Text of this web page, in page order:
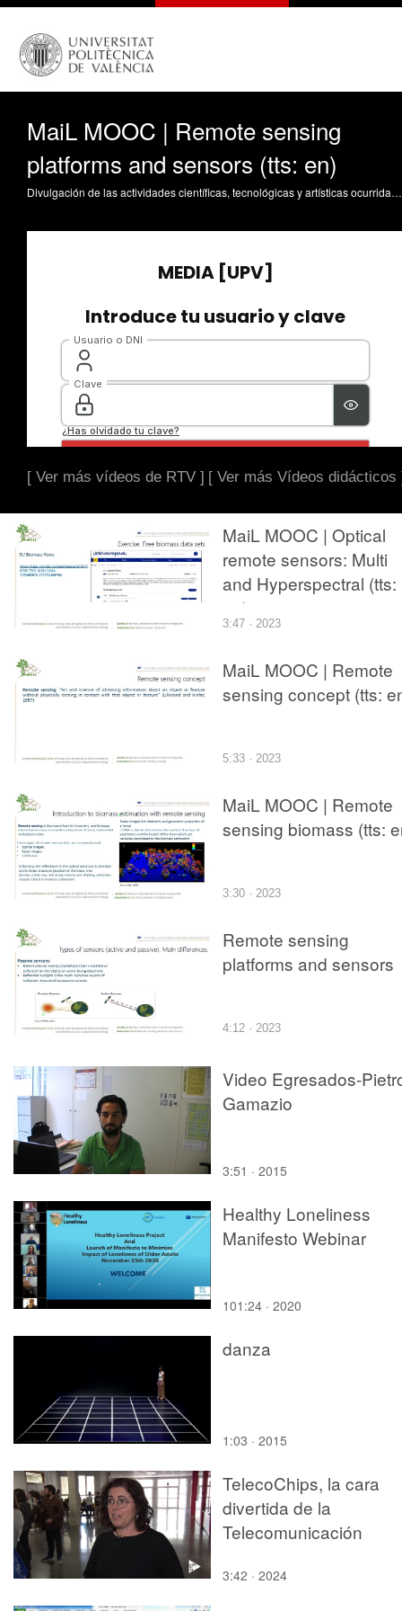
MaiL MOOC | Remote sensing
platforms and sensors (tts: en)
Divulgación de las actividades científicas, tecnológicas y artísticas ocurridas en los tres campus de la UPV
[ Ver más vídeos de RTV ] [ Ver más Vídeos didácticos
MaiL MOOC | Optical
remote sensors: Multi
and Hyperspectral (tts:
en)
3:47 · 2023
MaiL MOOC | Remote
sensing concept (tts:
5:33 · 2023
MaiL MOOC | Remote
sensing biomass (tts:
3:30 · 2023
Remote sensing
platforms and sensors
4:12 · 2023
Video Egresados-
Gamazio
3:51 · 2015
Healthy Loneliness
Manifesto Webinar
101:24 · 2020
danza
1:03 · 2015
TelecoChips, la cara
divertida de la
Telecomunicación
3:42 · 2024